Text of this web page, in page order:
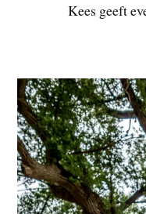
Kees geeft